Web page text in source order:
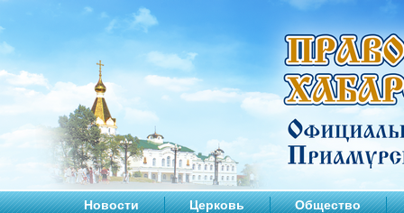
Новости Церковь Общество